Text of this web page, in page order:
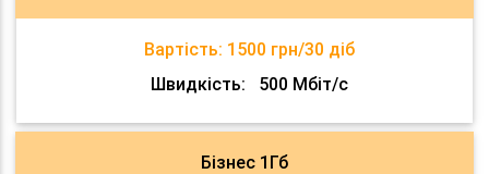
Вартість: 1500 грн/30 діб
Швидкість:
500 Мбіт/с
Бізнес 1Гб